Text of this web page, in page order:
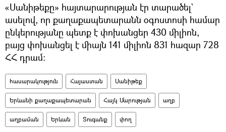
«Սանիթեքը» հայտարարության էր տարածել`
ասելով, որ քաղաքապետարանն օգոստոսի համար
ընկերությանը պետք է փոխանցեր 430 միլիոն,
բայց փոխանցել է միայն 141 միլիոն 831 հազար 728
ՀՀ դրամ։
հասարակություն Հայաստան Սանիթեք
Երևանի քաղաքապետարան Հայկ Մարության աղբ
աղբաման Երևան Տուգանք փող